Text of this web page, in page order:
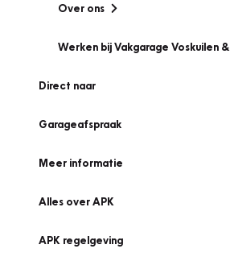
Over ons
Werken bij Vakgarage Voskuilen
Direct naar
Garageafspraak
Meer informatie
Alles over APK
APK regelgeving